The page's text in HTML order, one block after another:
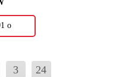
о
3 24